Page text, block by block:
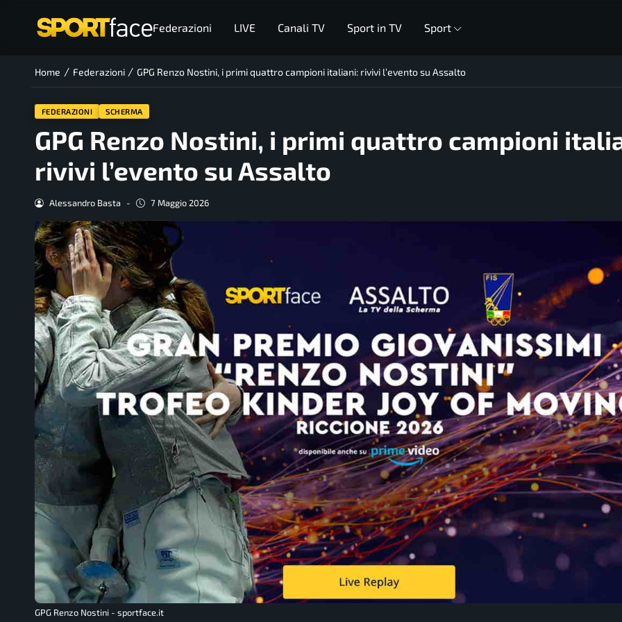
Federazioni LIVE Canali TV Sport in TV Sport
Home / Federazioni / GPG Renzo Nostini, i primi quattro campioni italiani: rivivi l’evento su Assalto
FEDERAZIONI SCHERMA
GPG Renzo Nostini, i primi quattro campioni
rivivi l’evento su Assalto
Alessandro Basta - 7 Maggio 2026
GPG Renzo Nostini - sportface.it